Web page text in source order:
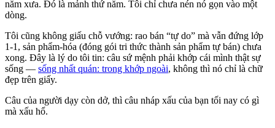
năm xưa. Đó là mảnh thứ năm. Tôi chỉ chưa nén nó gọn vào một
dòng.
Tôi cũng không giấu chỗ vướng: rao bán “tự do” mà vẫn đứng lớp
1-1, sản phẩm-hóa (đóng gói tri thức thành sản phẩm tự bán) chưa
xong. Đây là lý do tôi tin: câu sứ mệnh phải khớp cái mình thật sự
sống — sống nhất quán: trong khớp ngoài, không thì nó chỉ là chữ
đẹp trên giấy.
Câu của người dạy còn dở, thì câu nháp xấu của bạn tối nay có gì
mà xấu hổ.